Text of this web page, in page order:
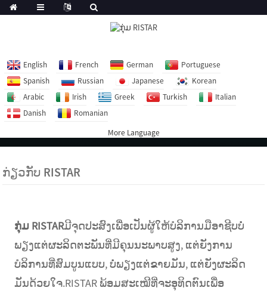
English French German
Portuguese
Spanish
Russian Japanese
Korean
Arabic
Irish Greek Turkish
Italian
Danish
Romanian
More Language
ກ່ຽວກັບ RISTAR
ກຸ່ມ RISTARມີຈຸດປະສົງເພື່ອເປັນຜູ້ໃຫ້ບໍລິການມືອາຊີບບໍ່
ພຽງແຕ່ຜະລິດຕະພັນທີ່ມີຄຸນນະພາບສູງ, ແຕ່ຍັງການ
ບໍລິການທີ່ສົມບູນແບບ, ບໍ່ພຽງແຕ່ຂາຍມັນ, ແຕ່ຍັງຜະລິດ
ມັນດ້ວຍໃຈ.RISTAR ພ້ອມສະເໝີທີ່ຈະອຸທິດຕົນເພື່ອ